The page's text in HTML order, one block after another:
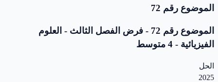
الموضوع رقم 72
الموضوع رقم 72 - فرض الفصل الثالث - العلوم
الفيزيائية - 4 متوسط
الحل
2025